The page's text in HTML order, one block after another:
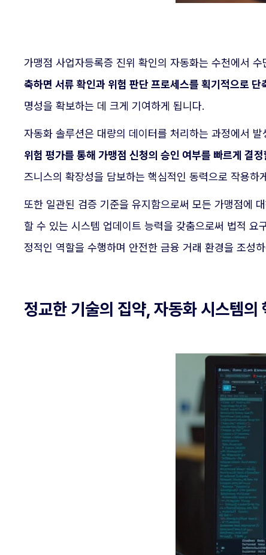
가맹점 사업자등록증 진위 확인의 자동화는 수천에서
축하면 서류 확인과 위험 판단 프로세스를 획기적으로
명성을 확보하는 데 크게 기여하게 됩니다.
자동화 솔루션은 대량의 데이터를 처리하는 과정에서
위험 평가를 통해 가맹점 신청의 승인 여부를 빠르게 결
즈니스의 확장성을 담보하는 핵심적인 동력으로 작용하
또한 일관된 검증 기준을 유지함으로써 모든 가맹점에
할 수 있는 시스템 업데이트 능력을 갖춤으로써 법적 요
정적인 역할을 수행하며 안전한 금융 거래 환경을 조성
정교한 기술의 집약, 자동화 시스템의